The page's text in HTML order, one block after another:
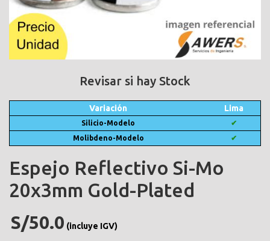
Revisar si hay Stock
Variación Lima
Silicio-Modelo
✔
Molibdeno-Modelo
✔
Espejo Reflectivo Si-Mo
20x3mm Gold-Plated
S/50.0 (incluye IGV)